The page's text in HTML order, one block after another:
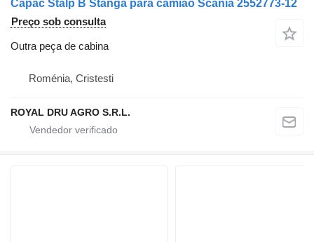
Capac Stâlp B Stânga para camião Scania 2552773-12
Preço sob consulta
Outra peça de cabina
Roménia, Cristesti
ROYAL DRU AGRO S.R.L.